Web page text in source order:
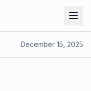
December 15, 2025